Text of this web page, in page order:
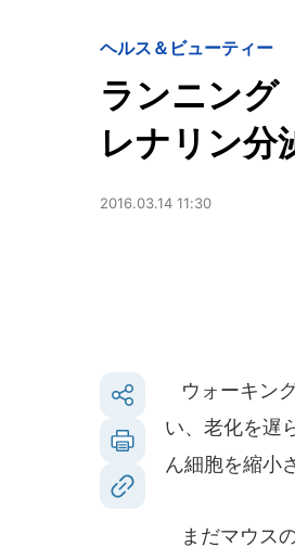
ヘルス＆ビューティー
ランニン
レナリン分
2016.03.14 11:30
ウォーキン
い、老化を遅
ん細胞を縮小
まだマウス